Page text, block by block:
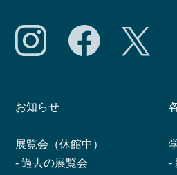
お知らせ
展覧会（休館中）
-過去の展覧会
-